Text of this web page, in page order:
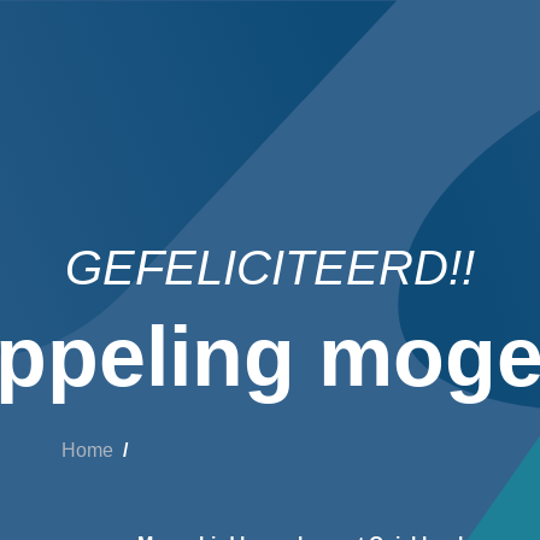
GEFELICITEERD!!
Home